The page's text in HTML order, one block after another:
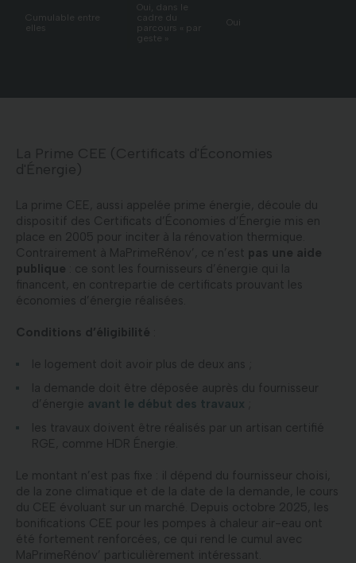
Cumulable entre
elles
Oui, dans le
cadre du
parcours « par
geste »
Oui
La Prime CEE (Certificats d'Économies
d'Énergie)
La prime CEE, aussi appelée prime énergie, découle du
dispositif des Certificats d’Économies d’Énergie mis en
place en 2005 pour inciter à la rénovation thermique.
Contrairement à MaPrimeRénov’, ce n’est pas une aide
publique : ce sont les fournisseurs d’énergie qui la
financent, en contrepartie de certificats prouvant les
économies d’énergie réalisées.
Conditions d’éligibilité
le logement doit avoir plus de deux ans ;
la demande doit être déposée auprès du fournisseur
d’énergie avant le début des travaux
les travaux doivent être réalisés par un artisan certifié
RGE, comme HDR Énergie.
Le montant n’est pas fixe : il dépend du fournisseur choisi,
de la zone climatique et de la date de la demande, le cours
du CEE évoluant sur un marché. Depuis octobre 2025, les
bonifications CEE pour les pompes à chaleur air-eau ont
été fortement renforcées, ce qui rend le cumul avec
MaPrimeRénov’ particulièrement intéressant.